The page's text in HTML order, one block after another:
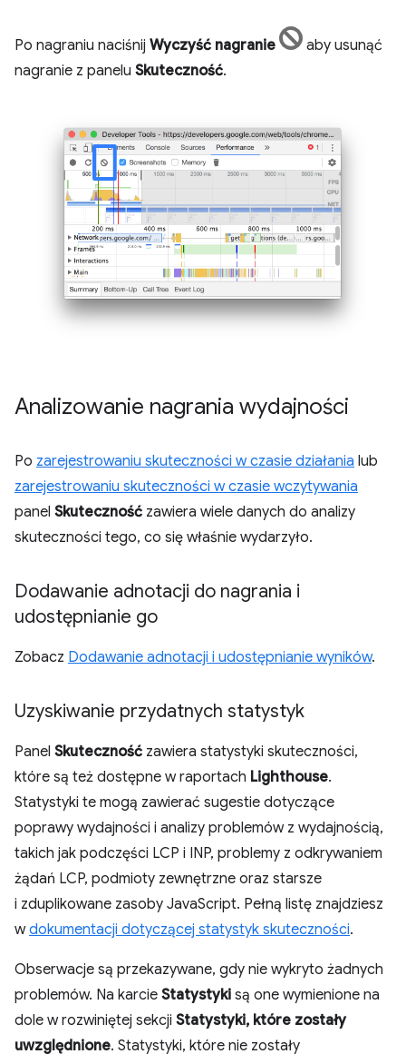
Po nagraniu naciśnij Wyczyść nagranie
aby usunąć
nagranie z panelu Skuteczność.
Analizowanie nagrania wydajności
Po zarejestrowaniu skuteczności w czasie działania lub
zarejestrowaniu skuteczności w czasie wczytywania
panel Skuteczność zawiera wiele danych do analizy
skuteczności tego, co się właśnie wydarzyło.
Dodawanie adnotacji do nagrania i
udostępnianie go
Zobacz Dodawanie adnotacji i udostępnianie wyników.
Uzyskiwanie przydatnych statystyk
Panel Skuteczność zawiera statystyki skuteczności,
które są też dostępne w raportach Lighthouse.
Statystyki te mogą zawierać sugestie dotyczące
poprawy wydajności i analizy problemów z wydajnością,
takich jak podczęści LCP i INP, problemy z odkrywaniem
żądań LCP, podmioty zewnętrzne oraz starsze
i zduplikowane zasoby JavaScript. Pełną listę znajdziesz
wdokumentacji dotyczącej statystyk skuteczności.
Obserwacje są przekazywane, gdy nie wykryto żadnych
problemów. Na karcie Statystyki są one wymienione na
dole w rozwiniętej sekcji Statystyki, które zostały
uwzględnione. Statystyki, które nie zostały